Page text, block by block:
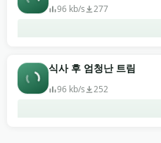
96 kb/s 277
식사 후 엄청난 트림
96 kb/s 252